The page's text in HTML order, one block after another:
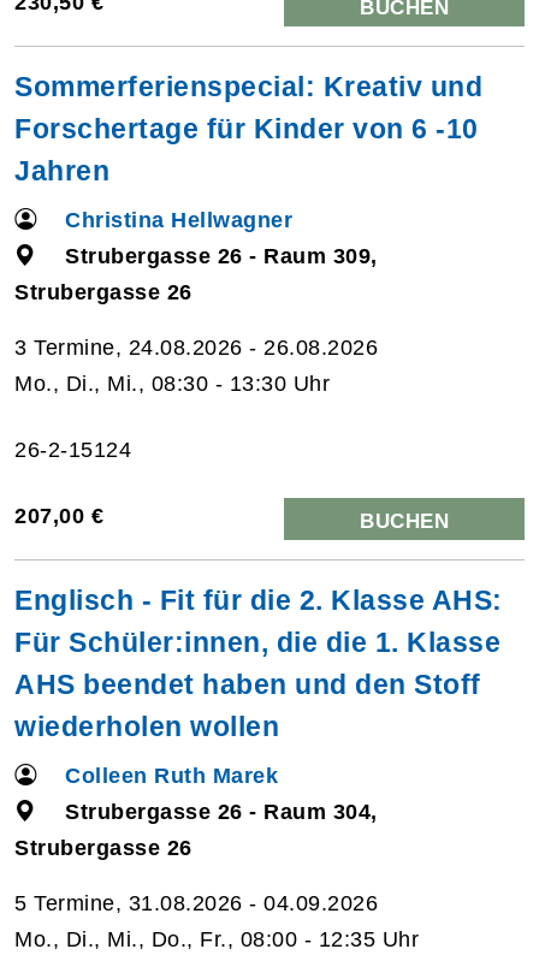
BUCHEN
Sommerferienspecial: Kreativ und
Forschertage für Kinder von 6 -10
Jahren
Christina Hellwagner
Strubergasse 26 - Raum 309,
Strubergasse 26
3 Termine, 24.08.2026 - 26.08.2026
Mo., Di., Mi., 08:30 - 13:30 Uhr
26-2-15124
207,00 € BUCHEN
Englisch - Fit für die 2. Klasse AHS:
Für Schüler:innen, die die 1. Klasse
AHS beendet haben und den Stoff
wiederholen wollen
Colleen Ruth Marek
Strubergasse 26 - Raum 304,
Strubergasse 26
5 Termine, 31.08.2026 - 04.09.2026
Mo., Di., Mi., Do., Fr., 08:00 - 12:35 Uhr